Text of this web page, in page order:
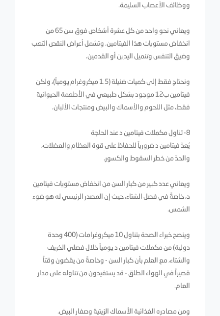
ووظائف الأعصاب السليمة.
ويعاني نحو واحد من كل عشرة أشخاص فوق سن 65 من
انخفاض مستويات هذا الفيتامين. وتشمل أعراض النقص التعب
وضيق التنفس وتنميل اليدين أو القدمين.
ونحتاج فقط إلى كميات ضئيلة (1.5 ميكروغرام يومياً)، ولكن
فيتامين ب12 موجود بشكل طبيعي في الأطعمة الحيوانية
فقط، مثل اللحوم والأسماك والبيض ومنتجات الألبان.
8- تناول مكملات فيتامين د عند الحاجة
يُعدّ فيتامين د ضرورياً للحفاظ على قوة العظام والعضلات،
والحدّ من خطر السقوط والكسور.
ويعاني عدد كبير من كبار السن من انخفاض مستويات فيتامين
د، خاصةً في فصل الشتاء، حيث إن المصدر الرئيسي له هو ضوء
الشمس.
وينصح خبراء الصحة بتناول 10 ميكروغرامات (400 وحدة
دولية) من مكملات فيتامين د يومياً خلال فصلي الخريف
والشتاء، مع العلم بأن كبار السن - وخاصةً من يقضون وقتاً
قصيراً في الهواء الطلق - قد يستفيدون من تناوله على مدار
العام.
ومن مصادره الغذائية الأسماك الزيتية وصفار البيض.